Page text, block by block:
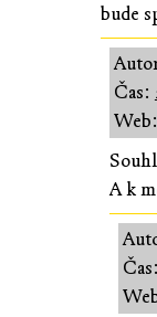
bude
Čas:
A k
Čas: